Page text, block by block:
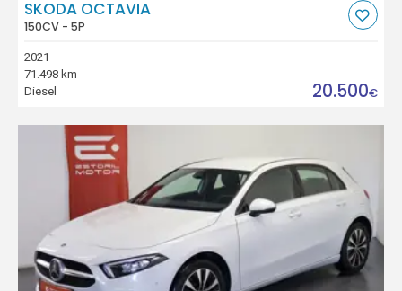
SKODA OCTAVIA
150CV - 5P
2021
71.498 km
Diesel
20.500€